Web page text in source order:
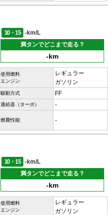
10・15
-km/L
満タンでどこまで走る？
-km
使用燃料
エンジン
レギュラー
ガソリン
駆動方式 FF
過給器（ターボ） -
燃費性能 -
10・15
-km/L
満タンでどこまで走る？
-km
使用燃料
エンジン
レギュラー
ガソリン